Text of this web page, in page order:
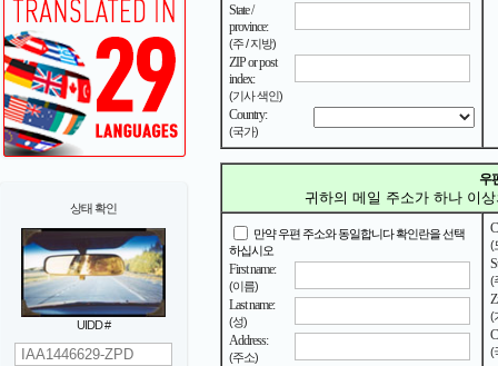
상태 확인
UIDD #
State /
province:
(주 / 지방)
ZIP or post
index:
(기사 색인)
Country:
(국가)
우
귀하의 메일 주소가 하나 이
만약 우편 주소와 동일합니다 확인란을 선택
하십시오
First name:
(이름)
Last name:
(성)
Address:
(주소)
(
(
(
(